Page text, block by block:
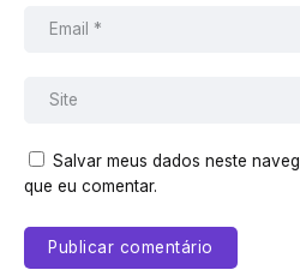
Salvar meus dados neste
que eu comentar.